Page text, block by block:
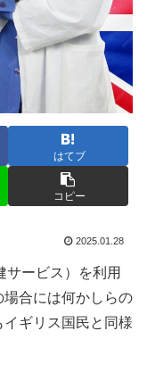
はてブ
コピー
2025.01.28
サービス）を利用
合には何かしらの
ギリス国民と同様